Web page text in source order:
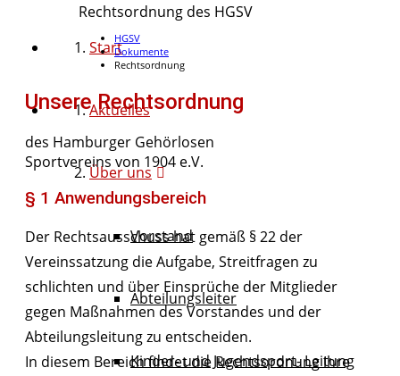
Start
Aktuelles
Über uns
Vorstand
Abteilungsleiter
Kinder- und Jugendsport- Leitung
Rechtsordnung des HGSV
HGSV
Dokumente
Rechtsordnung
Unsere Rechtsordnung
des Hamburger Gehörlosen
Sportvereins von 1904 e.V.
§ 1 Anwendungsbereich
Der Rechtsausschuss hat gemäß § 22 der
Vereinssatzung die Aufgabe, Streitfragen zu
schlichten und über Einsprüche der Mitglieder
gegen Maßnahmen des Vorstandes und der
Abteilungsleitung zu entscheiden.
In diesem Bereich findet die Rechtsordnung ihre